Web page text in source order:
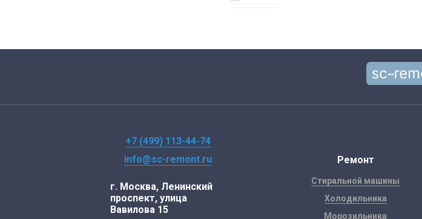
+7 (499) 113-44-74
info@sc-remont.ru
г. Москва, Ленинский
проспект, улица
Вавилова 15
Ремонт
Стиральной машины
Холодильника
Морозильника